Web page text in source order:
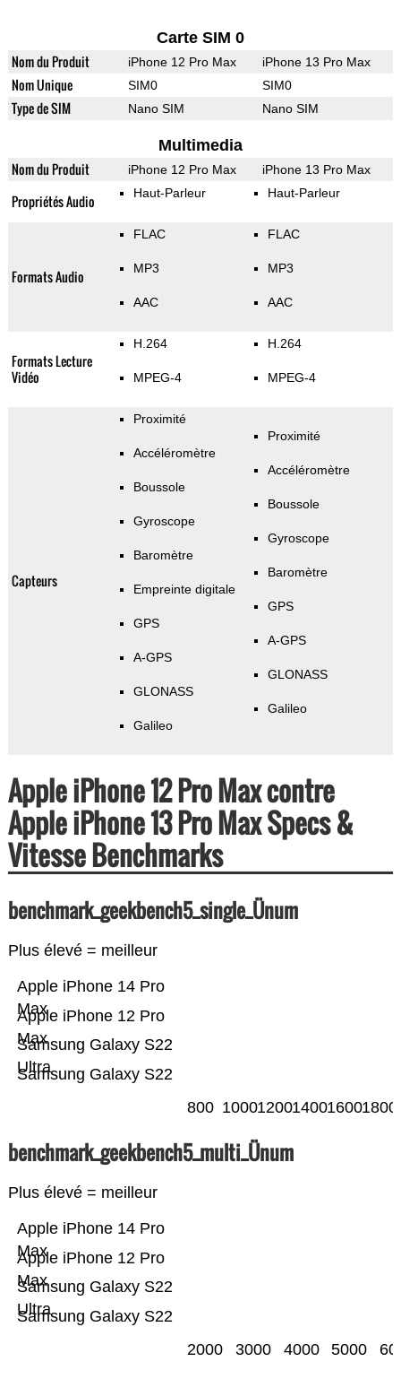
Carte SIM 0
Nom du Produit iPhone 12 Pro Max iPhone 13 Pro Max
Nom Unique SIM0 SIM0
Type de SIM Nano SIM Nano SIM
Multimedia
Nom du Produit iPhone 12 Pro Max iPhone 13 Pro Max
Propriétés Audio Haut-Parleur Haut-Parleur
Formats Audio
FLAC
MP3
AAC
FLAC
MP3
AAC
Formats Lecture
Vidéo
H.264
MPEG-4
H.264
MPEG-4
Capteurs
Proximité
Accéléromètre
Boussole
Gyroscope
Baromètre
Empreinte digitale
GPS
A-GPS
GLONASS
Galileo
Proximité
Accéléromètre
Boussole
Gyroscope
Baromètre
GPS
A-GPS
GLONASS
Galileo
Apple iPhone 12 Pro Max contre
Apple iPhone 13 Pro Max Specs &
Vitesse Benchmarks
benchmark_geekbench5_single_Ünum
Plus élevé = meilleur
Samsung Galaxy S22
Samsung Galaxy S22
Ultra
Apple iPhone 12 Pro
Max
Apple iPhone 14 Pro
Max
800 10001200140016001800
benchmark_geekbench5_multi_Ünum
Plus élevé = meilleur
Samsung Galaxy S22
Samsung Galaxy S22
Ultra
Apple iPhone 12 Pro
Max
Apple iPhone 14 Pro
Max
2000 3000 4000 5000